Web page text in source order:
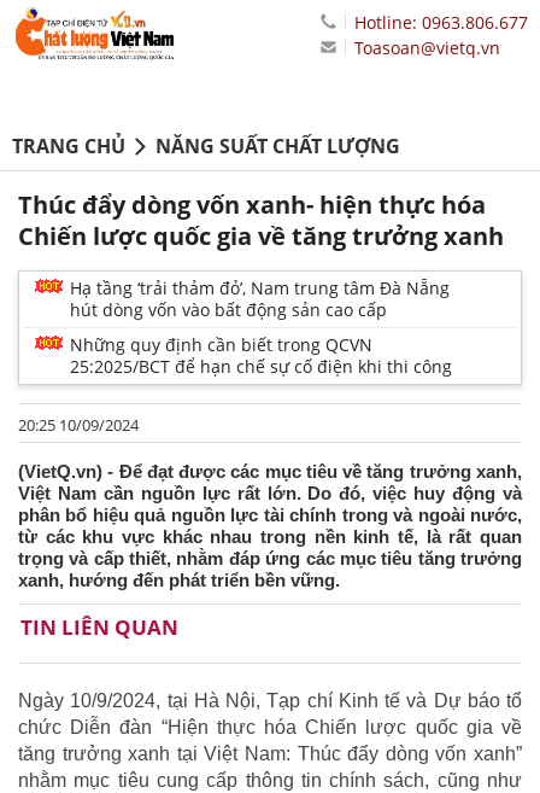
Hotline: 0963.806.677
Toasoan@vietq.vn
TRANG CHỦ NĂNG SUẤT CHẤT LƯỢNG
Thúc đẩy dòng vốn xanh- hiện thực hóa
Chiến lược quốc gia về tăng trưởng xanh
Hạ tầng ‘trải thảm đỏ’, Nam trung tâm Đà Nẵng
hút dòng vốn vào bất động sản cao cấp
Những quy định cần biết trong QCVN
25:2025/BCT để hạn chế sự cố điện khi thi công
20:25 10/09/2024
(VietQ.vn) - Để đạt được các mục tiêu về tăng trưởng xanh,
Việt Nam cần nguồn lực rất lớn. Do đó, việc huy động và
phân bổ hiệu quả nguồn lực tài chính trong và ngoài nước,
từ các khu vực khác nhau trong nền kinh tế, là rất quan
trọng và cấp thiết, nhằm đáp ứng các mục tiêu tăng trưởng
xanh, hướng đến phát triển bền vững.
TIN LIÊN QUAN
Ngày 10/9/2024, tại Hà Nội, Tạp chí Kinh tế và Dự báo tổ
chức Diễn đàn “Hiện thực hóa Chiến lược quốc gia về
tăng trưởng xanh tại Việt Nam: Thúc đẩy dòng vốn xanh”
nhằm mục tiêu cung cấp thông tin chính sách, cũng như